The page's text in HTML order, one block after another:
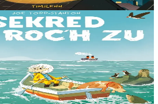
Rock
légende de la Roche Noire. Un rocher
réputé détruire tous les bateaux qui
histoires sont-elles fondées ?...